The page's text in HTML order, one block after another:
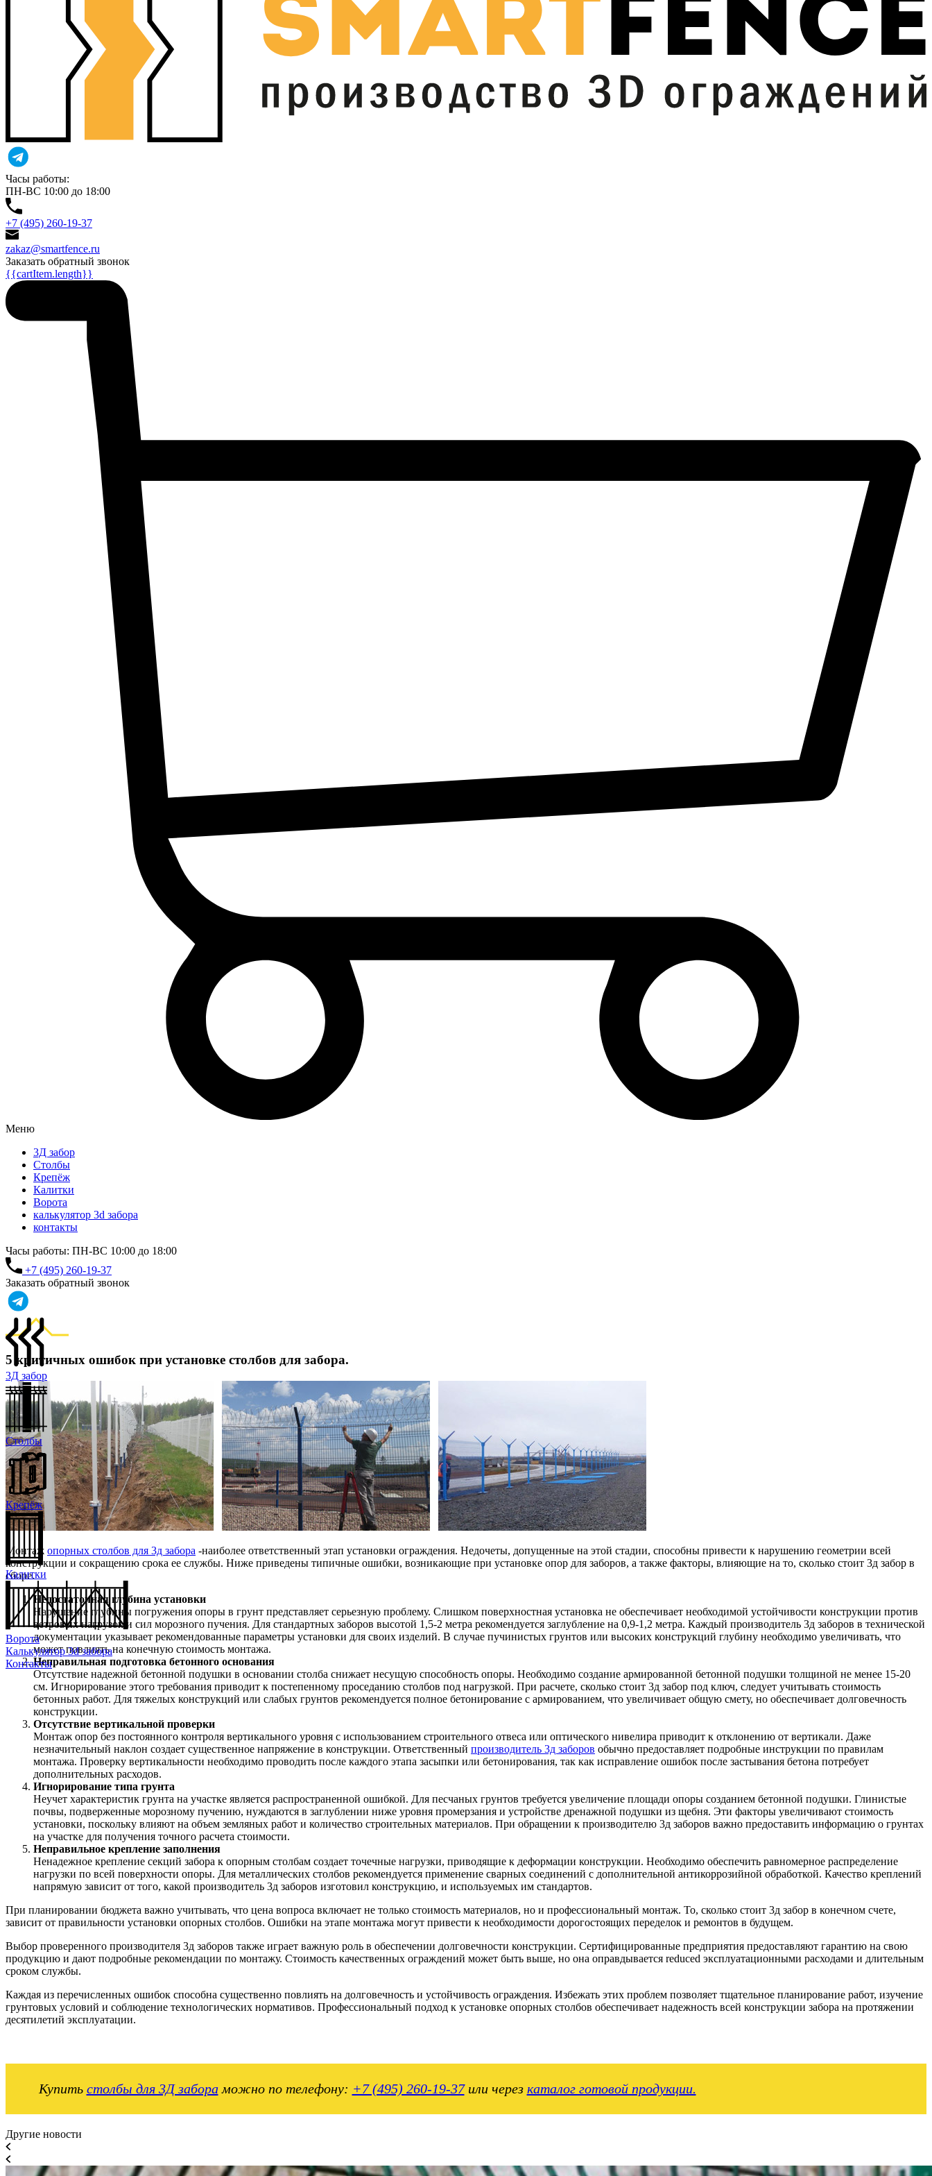
Часы работы:
ПН-ВС 10:00 до 18:00
+7 (495) 260-19-37
zakaz@smartfence.ru
Заказать обратный звонок
{{cartItem.length}}
Меню
3Д забор
Столбы
Крепёж
Калитки
Ворота
калькулятор 3d забора
контакты
Часы работы: ПН-ВС 10:00 до 18:00
+7 (495) 260-19-37
Заказать обратный звонок
3Д забор
Столбы
Крепёж
Калитки
Ворота
Калькулятор 3d забора
Контакты
5 критичных ошибок при установке столбов для забора.
Монтаж опорных столбов для 3д забора -наиболее ответственный этап установки ограждения. Недочеты, допущенные на этой стадии, способны привести к нарушению геометрии всей
конструкции и сокращению срока ее службы. Ниже приведены типичные ошибки, возникающие при установке опор для заборов, а также факторы, влияющие на то, сколько стоит 3д забор в
сборе.
Недостаточная глубина установки
Нарушение глубины погружения опоры в грунт представляет серьезную проблему. Слишком поверхностная установка не обеспечивает необходимой устойчивости конструкции против
ветровых нагрузок и сил морозного пучения. Для стандартных заборов высотой 1,5-2 метра рекомендуется заглубление на 0,9-1,2 метра. Каждый производитель 3д заборов в технической
документации указывает рекомендованные параметры установки для своих изделий. В случае пучинистых грунтов или высоких конструкций глубину необходимо увеличивать, что
может повлиять на конечную стоимость монтажа.
Неправильная подготовка бетонного основания
Отсутствие надежной бетонной подушки в основании столба снижает несущую способность опоры. Необходимо создание армированной бетонной подушки толщиной не менее 15-20
см. Игнорирование этого требования приводит к постепенному проседанию столбов под нагрузкой. При расчете, сколько стоит 3д забор под ключ, следует учитывать стоимость
бетонных работ. Для тяжелых конструкций или слабых грунтов рекомендуется полное бетонирование с армированием, что увеличивает общую смету, но обеспечивает долговечность
конструкции.
Отсутствие вертикальной проверки
Монтаж опор без постоянного контроля вертикального уровня с использованием строительного отвеса или оптического нивелира приводит к отклонению от вертикали. Даже
незначительный наклон создает существенное напряжение в конструкции. Ответственный производитель 3д заборов обычно предоставляет подробные инструкции по правилам
монтажа. Проверку вертикальности необходимо проводить после каждого этапа засыпки или бетонирования, так как исправление ошибок после застывания бетона потребует
дополнительных расходов.
Игнорирование типа грунта
Неучет характеристик грунта на участке является распространенной ошибкой. Для песчаных грунтов требуется увеличение площади опоры созданием бетонной подушки. Глинистые
почвы, подверженные морозному пучению, нуждаются в заглублении ниже уровня промерзания и устройстве дренажной подушки из щебня. Эти факторы увеличивают стоимость
установки, поскольку влияют на объем земляных работ и количество строительных материалов. При обращении к производителю 3д заборов важно предоставить информацию о грунтах
на участке для получения точного расчета стоимости.
Неправильное крепление заполнения
Ненадежное крепление секций забора к опорным столбам создает точечные нагрузки, приводящие к деформации конструкции. Необходимо обеспечить равномерное распределение
нагрузки по всей поверхности опоры. Для металлических столбов рекомендуется применение сварных соединений с дополнительной антикоррозийной обработкой. Качество креплений
напрямую зависит от того, какой производитель 3д заборов изготовил конструкцию, и используемых им стандартов.
При планировании бюджета важно учитывать, что цена вопроса включает не только стоимость материалов, но и профессиональный монтаж. То, сколько стоит 3д забор в конечном счете,
зависит от правильности установки опорных столбов. Ошибки на этапе монтажа могут привести к необходимости дорогостоящих переделок и ремонтов в будущем.
Выбор проверенного производителя 3д заборов также играет важную роль в обеспечении долговечности конструкции. Сертифицированные предприятия предоставляют гарантию на свою
продукцию и дают подробные рекомендации по монтажу. Стоимость качественных ограждений может быть выше, но она оправдывается reduced эксплуатационными расходами и длительным
сроком службы.
Каждая из перечисленных ошибок способна существенно повлиять на долговечность и устойчивость ограждения. Избежать этих проблем позволяет тщательное планирование работ, изучение
грунтовых условий и соблюдение технологических нормативов. Профессиональный подход к установке опорных столбов обеспечивает надежность всей конструкции забора на протяжении
десятилетий эксплуатации.
Купить столбы для 3Д забораможно по телефону: +7 (495) 260-19-37или через каталог готовой продукции.
Другие новости